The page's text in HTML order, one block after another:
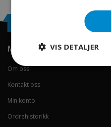
Min konto
Om oss
Kontakt oss
Min konto
Ordrehistorikk
VIS DETALJER